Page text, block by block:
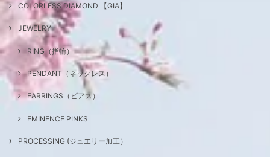
COLORLESS DIAMOND 【GIA】
JEWELRY
RING（指輪）
PENDANT（ネックレス）
EARRINGS（ピアス）
EMINENCE PINKS
PROCESSING (ジュエリー加工）